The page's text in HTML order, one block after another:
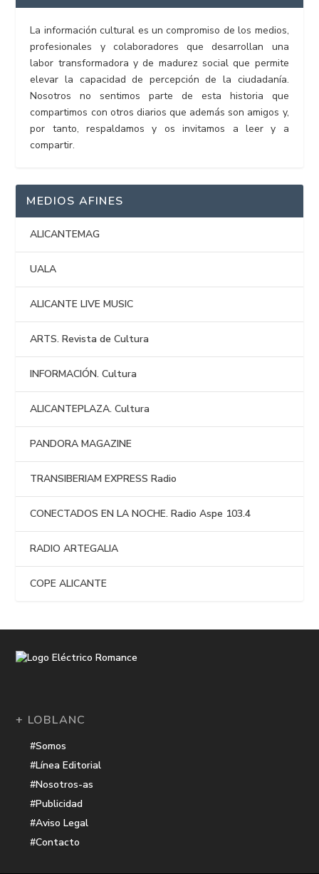
La información cultural es un compromiso de los medios,
profesionales y colaboradores que desarrollan una
labor transformadora y de madurez social que permite
elevar la capacidad de percepción de la ciudadanía.
Nosotros no sentimos parte de esta historia que
compartimos con otros diarios que además son amigos y,
por tanto, respaldamos y os invitamos a leer y a
compartir.
MEDIOS AFINES
ALICANTEMAG
UALA
ALICANTE LIVE MUSIC
ARTS. Revista de Cultura
INFORMACIÓN. Cultura
ALICANTEPLAZA. Cultura
PANDORA MAGAZINE
TRANSIBERIAM EXPRESS Radio
CONECTADOS EN LA NOCHE. Radio Aspe 103.4
RADIO ARTEGALIA
COPE ALICANTE
+ LOBLANC
#Somos
#Línea Editorial
#Nosotros-as
#Publicidad
#Aviso Legal
#Contacto